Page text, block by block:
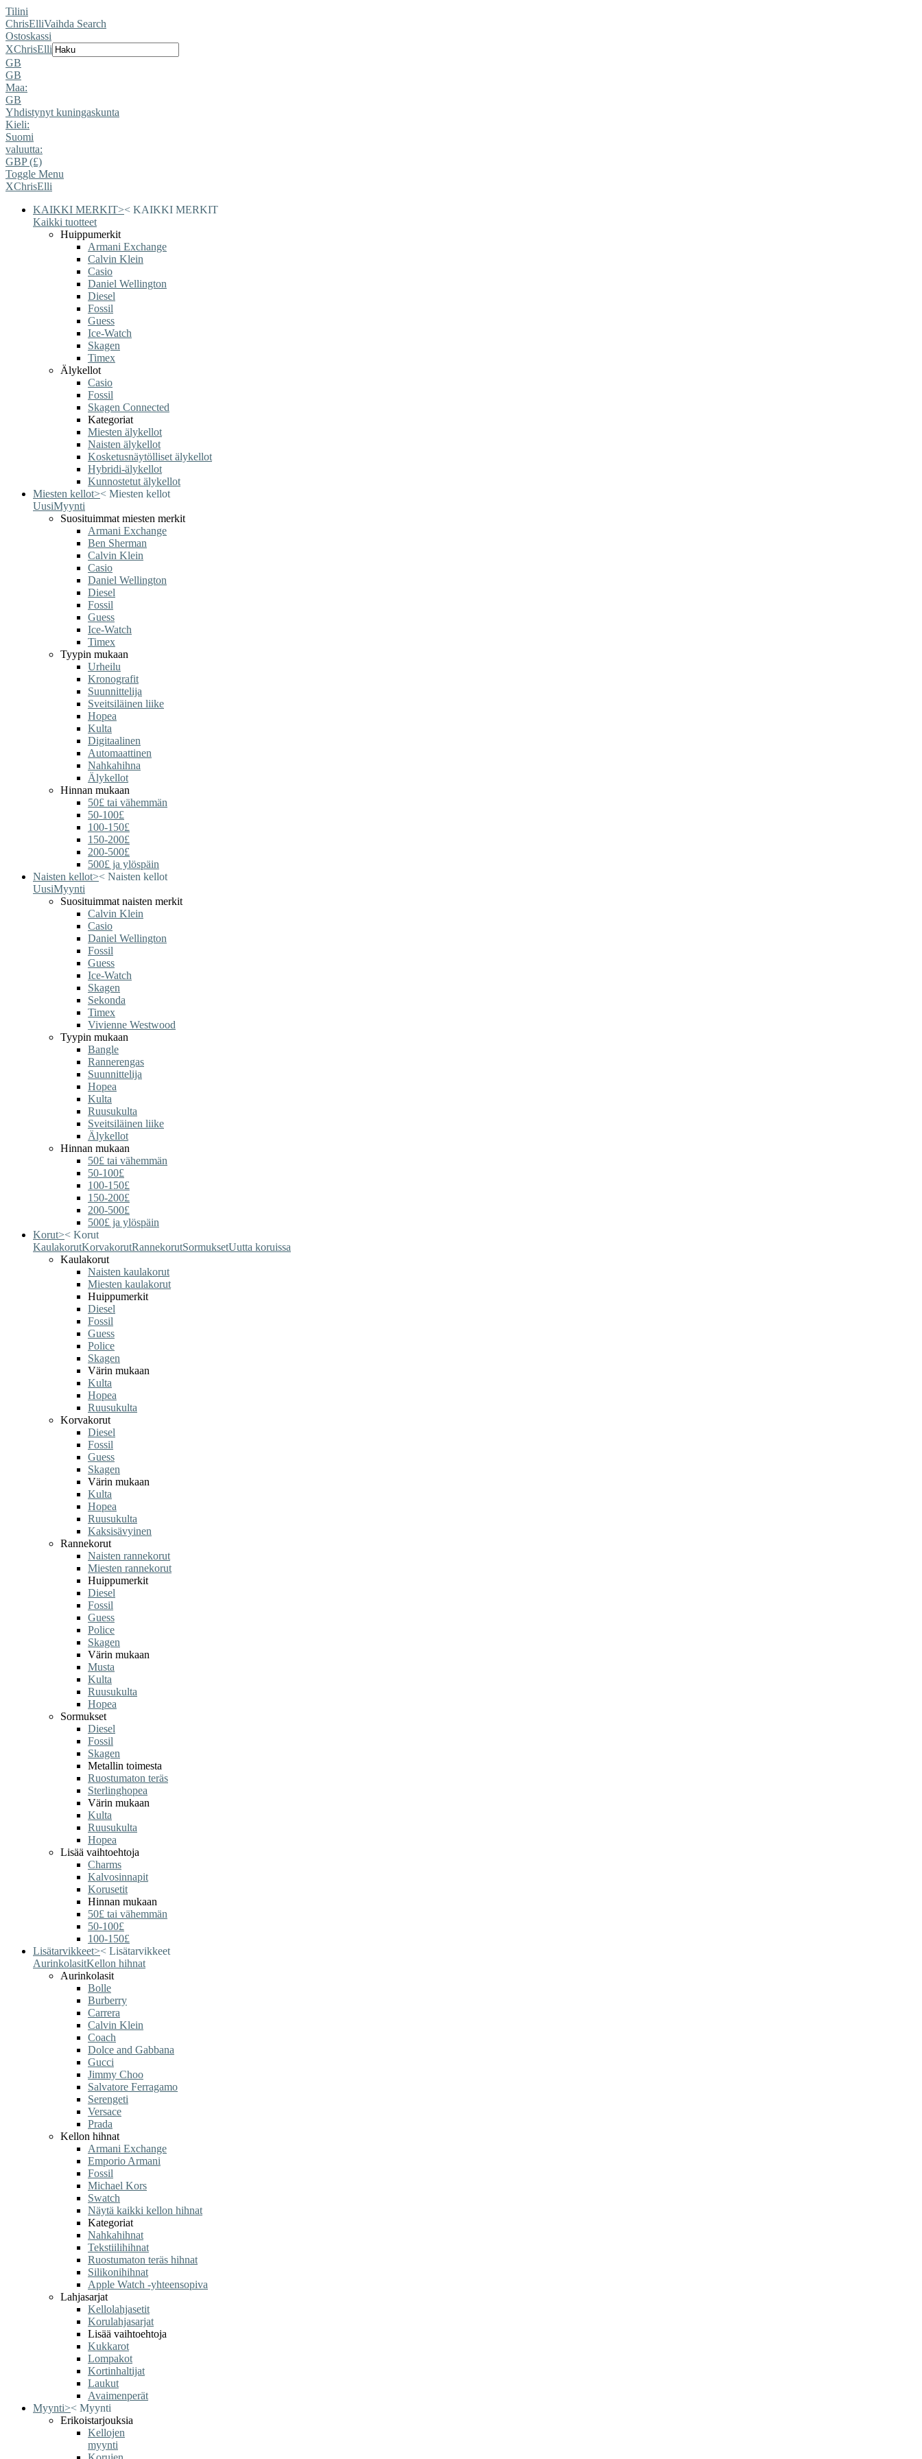
Tilini
ChrisElliVaihda Search
Ostoskassi
XChrisElli
GB
GB
Maa:
GB
Yhdistynyt kuningaskunta
Kieli:
Suomi
valuutta:
GBP (£)
Toggle Menu
XChrisElli
KAIKKI MERKIT>< KAIKKI MERKIT
Kaikki tuotteet
Huippumerkit
Armani Exchange
Calvin Klein
Casio
Daniel Wellington
Diesel
Fossil
Guess
Ice-Watch
Skagen
Timex
Älykellot
Casio
Fossil
Skagen Connected
Kategoriat
Miesten älykellot
Naisten älykellot
Kosketusnäytölliset älykellot
Hybridi-älykellot
Kunnostetut älykellot
Miesten kellot>< Miesten kellot
UusiMyynti
Suosituimmat miesten merkit
Armani Exchange
Ben Sherman
Calvin Klein
Casio
Daniel Wellington
Diesel
Fossil
Guess
Ice-Watch
Timex
Tyypin mukaan
Urheilu
Kronografit
Suunnittelija
Sveitsiläinen liike
Hopea
Kulta
Digitaalinen
Automaattinen
Nahkahihna
Älykellot
Hinnan mukaan
50£ tai vähemmän
50-100£
100-150£
150-200£
200-500£
500£ ja ylöspäin
Naisten kellot>< Naisten kellot
UusiMyynti
Suosituimmat naisten merkit
Calvin Klein
Casio
Daniel Wellington
Fossil
Guess
Ice-Watch
Skagen
Sekonda
Timex
Vivienne Westwood
Tyypin mukaan
Bangle
Rannerengas
Suunnittelija
Hopea
Kulta
Ruusukulta
Sveitsiläinen liike
Älykellot
Hinnan mukaan
50£ tai vähemmän
50-100£
100-150£
150-200£
200-500£
500£ ja ylöspäin
Korut>< Korut
KaulakorutKorvakorutRannekorutSormuksetUutta koruissa
Kaulakorut
Naisten kaulakorut
Miesten kaulakorut
Huippumerkit
Diesel
Fossil
Guess
Police
Skagen
Värin mukaan
Kulta
Hopea
Ruusukulta
Korvakorut
Diesel
Fossil
Guess
Skagen
Värin mukaan
Kulta
Hopea
Ruusukulta
Kaksisävyinen
Rannekorut
Naisten rannekorut
Miesten rannekorut
Huippumerkit
Diesel
Fossil
Guess
Police
Skagen
Värin mukaan
Musta
Kulta
Ruusukulta
Hopea
Sormukset
Diesel
Fossil
Skagen
Metallin toimesta
Ruostumaton teräs
Sterlinghopea
Värin mukaan
Kulta
Ruusukulta
Hopea
Lisää vaihtoehtoja
Charms
Kalvosinnapit
Korusetit
Hinnan mukaan
50£ tai vähemmän
50-100£
100-150£
Lisätarvikkeet>< Lisätarvikkeet
AurinkolasitKellon hihnat
Aurinkolasit
Bolle
Burberry
Carrera
Calvin Klein
Coach
Dolce and Gabbana
Gucci
Jimmy Choo
Salvatore Ferragamo
Serengeti
Versace
Prada
Kellon hihnat
Armani Exchange
Emporio Armani
Fossil
Michael Kors
Swatch
Näytä kaikki kellon hihnat
Kategoriat
Nahkahihnat
Tekstiilihihnat
Ruostumaton teräs hihnat
Silikonihihnat
Apple Watch -yhteensopiva
Lahjasarjat
Kellolahjasetit
Korulahjasarjat
Lisää vaihtoehtoja
Kukkarot
Lompakot
Kortinhaltijat
Laukut
Avaimenperät
Myynti>< Myynti
Erikoistarjouksia
Kellojen
myynti